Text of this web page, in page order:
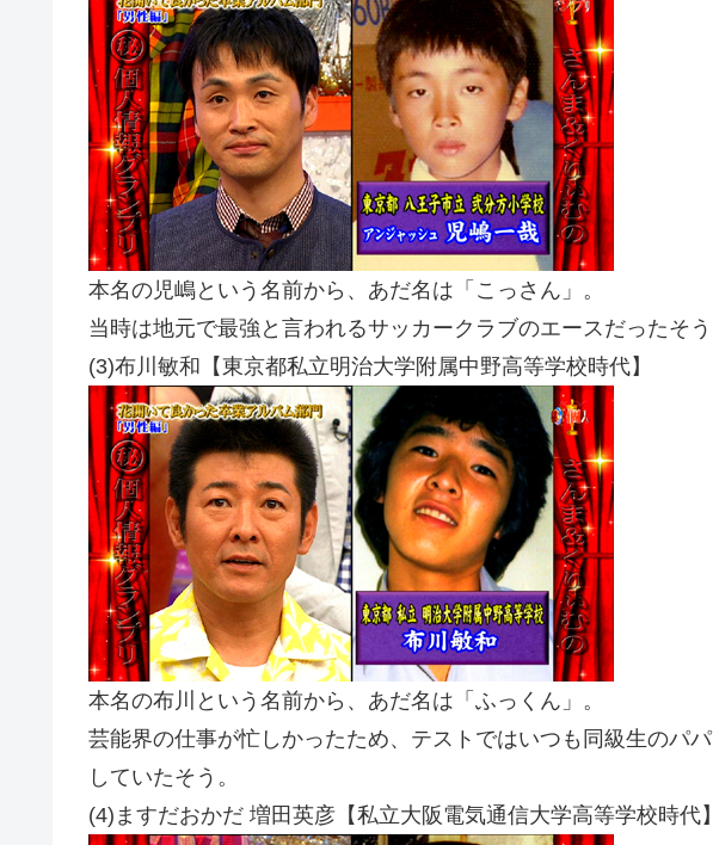
本名の児嶋という名前から、あだ名は「こっさん」。
当時は地元で最強と言われるサッカークラブのエースだったそう
(3)布川敏和【東京都私立明治大学附属中野高等学校時代】
本名の布川という名前から、あだ名は「ふっくん」。
芸能界の仕事が忙しかったため、テストではいつも同級生のパ
していたそう。
(4)ますだおかだ 増田英彦【私立大阪電気通信大学高等学校時代】